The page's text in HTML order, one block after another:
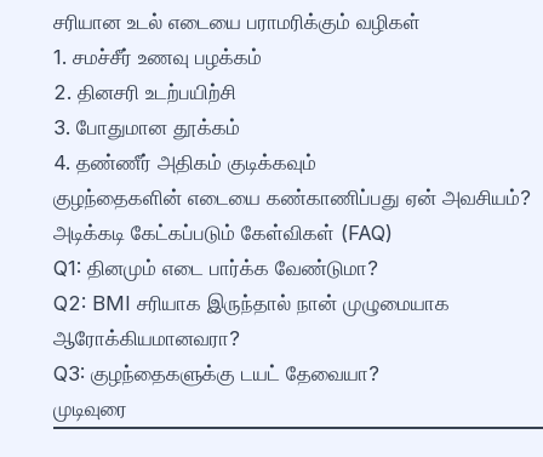
சரியான உடல் எடையை பராமரிக்கும் வழிகள்
1. சமச்சீர் உணவு பழக்கம்
2. தினசரி உடற்பயிற்சி
3. போதுமான தூக்கம்
4. தண்ணீர் அதிகம் குடிக்கவும்
குழந்தைகளின் எடையை கண்காணிப்பது ஏன் அவசியம்?
அடிக்கடி கேட்கப்படும் கேள்விகள் (FAQ)
Q1: தினமும் எடை பார்க்க வேண்டுமா?
Q2: BMI சரியாக இருந்தால் நான் முழுமையாக
ஆரோக்கியமானவரா?
Q3: குழந்தைகளுக்கு டயட் தேவையா?
முடிவுரை